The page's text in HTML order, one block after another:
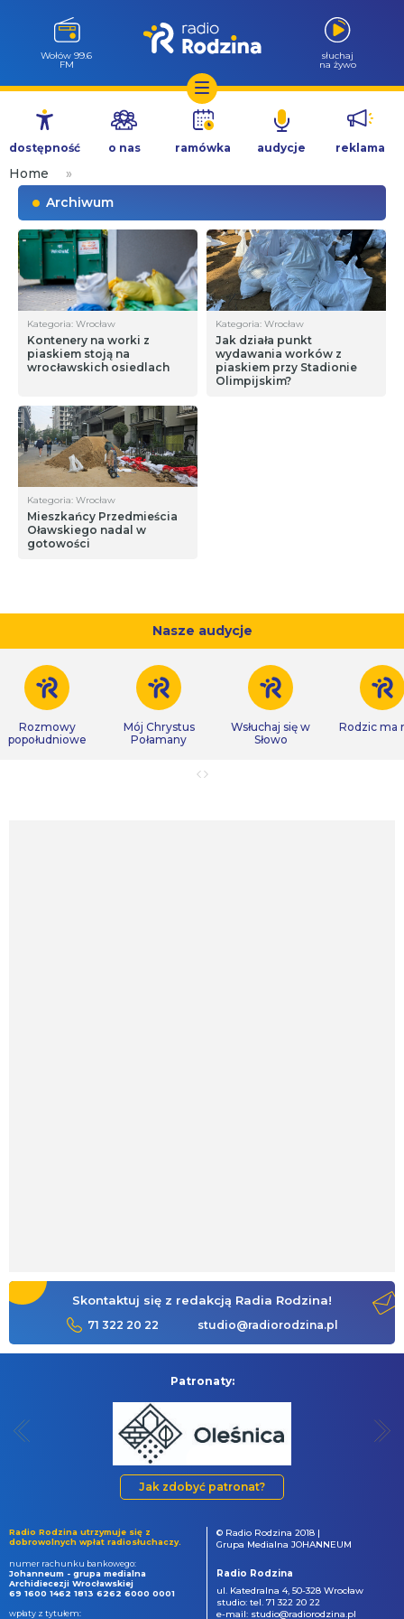
Przejdź
treści
Wołów 99.6
FM
słuchaj
na żywo
dostępność o nas ramówka audycje reklama
Home
»
Archiwum
Kategoria: Wrocław
Kontenery na worki z
piaskiem stoją na
wrocławskich osiedlach
Kategoria: Wrocław
Jak działa punkt
wydawania worków z
piaskiem przy Stadionie
Olimpijskim?
Kategoria: Wrocław
Mieszkańcy Przedmieścia
Oławskiego nadal w
gotowości
Nasze audycje
Rozmowy
popołudniowe
Mój Chrystus
Połamany
Wsłuchaj się w
Słowo
Rodzic ma
Skontaktuj się z redakcją Radia Rodzina!
71 322 20 22 studio@radiorodzina.pl
Patronaty:
Jak zdobyć patronat?
Radio Rodzina utrzymuje się z
dobrowolnych wpłat radiosłuchaczy.
numer rachunku bankowego:
Johanneum - grupa medialna
Archidiecezji Wrocławskiej
69 1600 1462 1813 6262 6000 0001
wpłaty z tytułem:
© Radio Rodzina 2018 |
Grupa Medialna JOHANNEUM
Radio Rodzina
ul. Katedralna 4, 50-328 Wrocław
studio: tel. 71 322 20 22
e-mail: studio@radiorodzina.pl